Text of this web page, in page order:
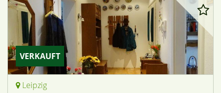
VERKAUFT
Leipzig